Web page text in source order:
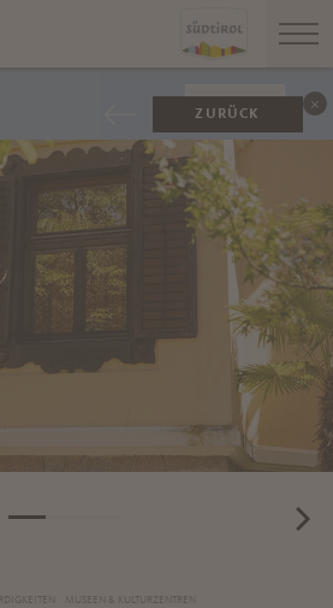
ZURÜCK
MUSEEN & KULTURZENTREN
ANZEIGEN